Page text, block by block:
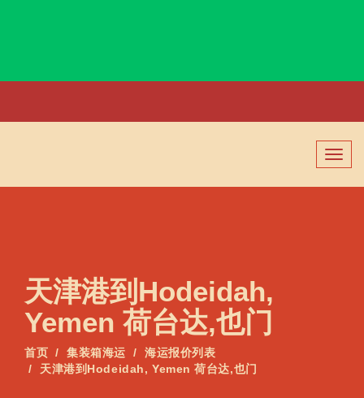
切
换
导
天津港到Hodeidah,
Yemen 荷台达,也门
首页 集装箱海运
海运报价列表
天津港到Hodeidah, Yemen 荷台达,也门